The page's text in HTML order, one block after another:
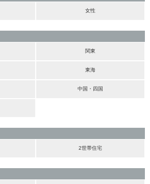
女性
関東
東海
中国・四国
2世帯住宅